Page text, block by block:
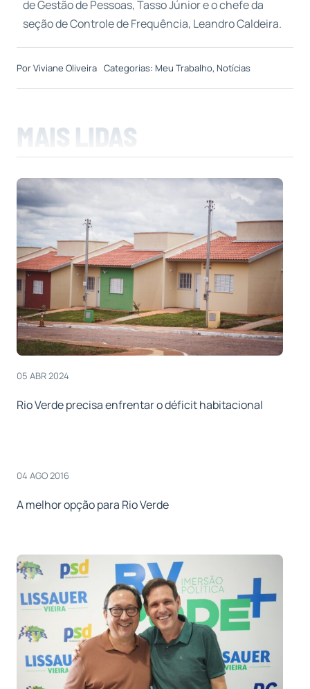
de Gestão de Pessoas, Tasso Júnior e o chefe da
seção de Controle de Frequência, Leandro Caldeira.
PorViviane Oliveira Categorias: Meu Trabalho, Notícias
MAIS LIDAS
05 ABR 2024
Rio Verde precisa enfrentar o déficit habitacional
04 AGO 2016
A melhor opção para Rio Verde